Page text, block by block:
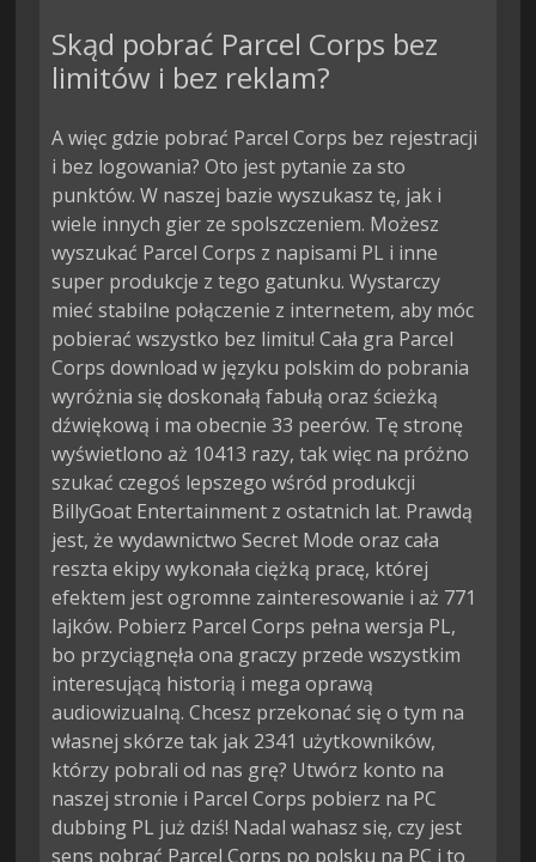
Skąd pobrać Parcel Corps bez
limitów i bez reklam?
A więc gdzie pobrać Parcel Corps bez rejestracji
i bez logowania? Oto jest pytanie za sto
punktów. W naszej bazie wyszukasz tę, jak i
wiele innych gier ze spolszczeniem. Możesz
wyszukać Parcel Corps z napisami PL i inne
super produkcje z tego gatunku. Wystarczy
mieć stabilne połączenie z internetem, aby móc
pobierać wszystko bez limitu! Cała gra Parcel
Corps download w języku polskim do pobrania
wyróżnia się doskonałą fabułą oraz ścieżką
dźwiękową i ma obecnie 33 peerów. Tę stronę
wyświetlono aż 10413 razy, tak więc na próżno
szukać czegoś lepszego wśród produkcji
BillyGoat Entertainment z ostatnich lat. Prawdą
jest, że wydawnictwo Secret Mode oraz cała
reszta ekipy wykonała ciężką pracę, której
efektem jest ogromne zainteresowanie i aż 771
lajków. Pobierz Parcel Corps pełna wersja PL,
bo przyciągnęła ona graczy przede wszystkim
interesującą historią i mega oprawą
audiowizualną. Chcesz przekonać się o tym na
własnej skórze tak jak 2341 użytkowników,
którzy pobrali od nas grę? Utwórz konto na
naszej stronie i Parcel Corps pobierz na PC
dubbing PL już dziś! Nadal wahasz się, czy jest
sens pobrać Parcel Corps po polsku na PC i to